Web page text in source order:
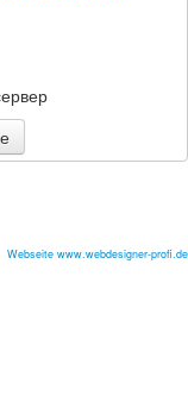
Webseite www.webdesigner-profi.de